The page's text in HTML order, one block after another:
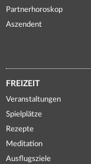
Partnerhoroskop
Aszendent
FREIZEIT
Veranstaltungen
Spielplätze
Rezepte
Meditation
Ausflugsziele